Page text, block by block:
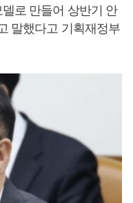
로 만들어 상반기 안
말했다고 기획재정부